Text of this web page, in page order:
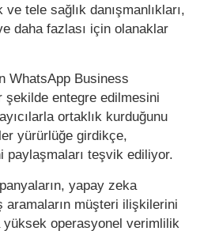
tele sağlık danışmanlıkları,
daha fazlası için olanaklar
WhatsApp Business
entegre edilmesini
ortaklık kurduğunu
yürürlüğe girdikçe,
paylaşmaları teşvik ediliyor.
yapay zeka
müşteri ilişkilerini
operasyonel verimlilik